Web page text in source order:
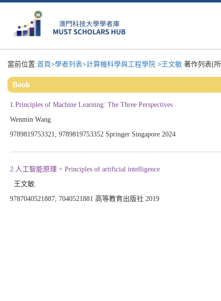
當前位置:首頁>學者列表>計算機科學與工程學院 > 王文敏 著作列表[
Book
1.Principles of Machine Learning: The Three Perspectives
Wenmin Wang
9789819753321; 9789819753352 Springer Singapore 2024
2.人工智能原理 = Principles of artificial intelligence
王文敏.
9787040521887; 7040521881 高等教育出版社 2019